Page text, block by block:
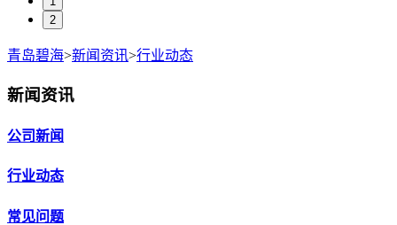
2
青岛碧海>新闻资讯>行业动态
新闻资讯
公司新闻
行业动态
常见问题